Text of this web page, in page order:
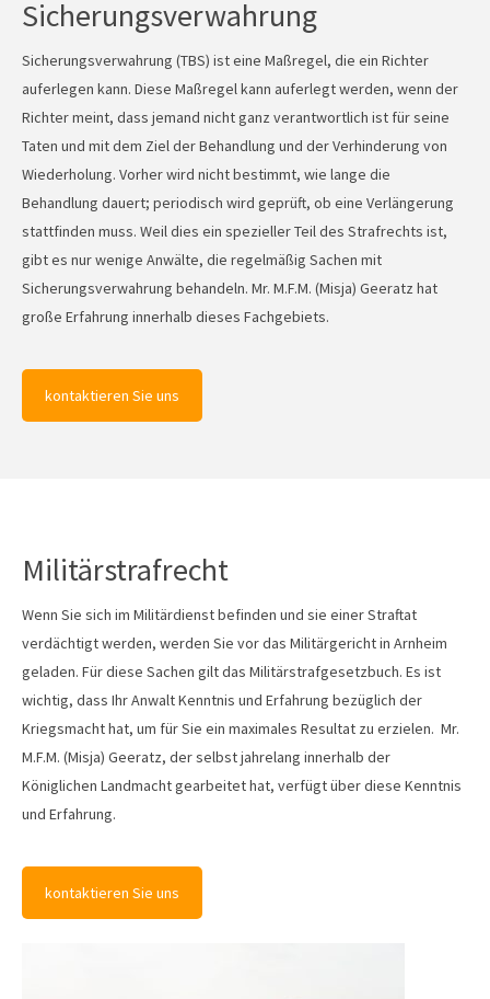
Sicherungsverwahrung
Sicherungsverwahrung (TBS) ist eine Maßregel, die ein Richter
auferlegen kann. Diese Maßregel kann auferlegt werden, wenn der
Richter meint, dass jemand nicht ganz verantwortlich ist für seine
Taten und mit dem Ziel der Behandlung und der Verhinderung von
Wiederholung. Vorher wird nicht bestimmt, wie lange die
Behandlung dauert; periodisch wird geprüft, ob eine Verlängerung
stattfinden muss. Weil dies ein spezieller Teil des Strafrechts ist,
gibt es nur wenige Anwälte, die regelmäßig Sachen mit
Sicherungsverwahrung behandeln. Mr. M.F.M. (Misja) Geeratz hat
große Erfahrung innerhalb dieses Fachgebiets.
kontaktieren Sie uns
Militärstrafrecht
Wenn Sie sich im Militärdienst befinden und sie einer Straftat
verdächtigt werden, werden Sie vor das Militärgericht in Arnheim
geladen. Für diese Sachen gilt das Militärstrafgesetzbuch. Es ist
wichtig, dass Ihr Anwalt Kenntnis und Erfahrung bezüglich der
Kriegsmacht hat, um für Sie ein maximales Resultat zu erzielen. Mr.
M.F.M. (Misja) Geeratz, der selbst jahrelang innerhalb der
Königlichen Landmacht gearbeitet hat, verfügt über diese Kenntnis
und Erfahrung.
kontaktieren Sie uns